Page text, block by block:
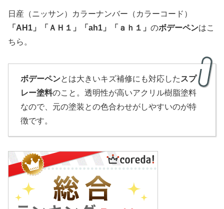
日産（ニッサン）カラーナンバー（カラーコード）
「 AH1 」 「ＡＨ１」 「ah1」「ａｈ１」 のボデーペンはこ
ちら。
ボデーペンとは大きいキズ補修にも対応した スプ
レー塗料のこと。透明性が高いアクリル樹脂塗料
なので、元の塗装との色合わせがしやすいのが特
徴です。